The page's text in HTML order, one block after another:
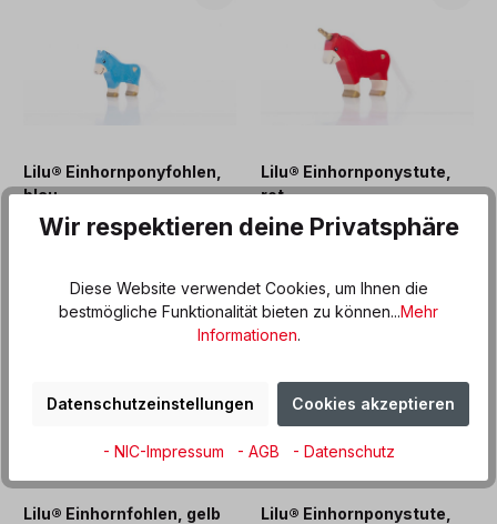
Lilu® Einhornponyfohlen,
blau
Lilu® Einhornponystute,
rot
Lilu® Einhornfohlen, gelb
Lilu® Einhornponystute,
Wir respektieren deine Privatsphäre
Diese Website verwendet Cookies, um Ihnen die
bestmögliche Funktionalität bieten zu können...Mehr
Informationen.
Datenschutzeinstellungen Cookies akzeptieren
- NIC-Impressum - AGB - Datenschutz